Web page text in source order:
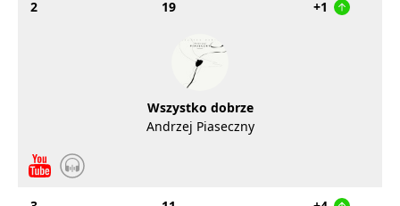
2 19 +1
Wszystko dobrze
Andrzej Piaseczny